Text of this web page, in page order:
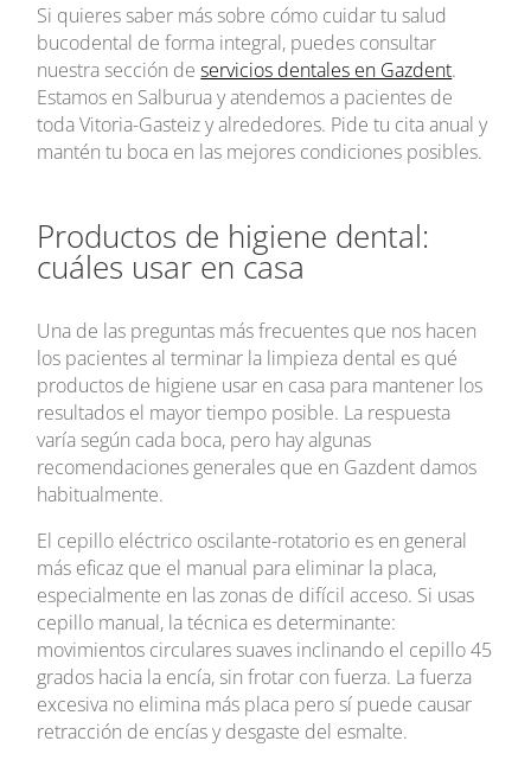
Si quieres saber más sobre cómo cuidar tu salud
bucodental de forma integral, puedes consultar
nuestra sección deservicios dentales en Gazdent.
Estamos en Salburua y atendemos a pacientes de
toda Vitoria-Gasteiz y alrededores. Pide tu cita anual y
mantén tu boca en las mejores condiciones posibles.
Productos de higiene dental:
cuáles usar en casa
Una de las preguntas más frecuentes que nos hacen
los pacientes al terminar la limpieza dental es qué
productos de higiene usar en casa para mantener los
resultados el mayor tiempo posible. La respuesta
varía según cada boca, pero hay algunas
recomendaciones generales que en Gazdent damos
habitualmente.
El cepillo eléctrico oscilante-rotatorio es en general
más eficaz que el manual para eliminar la placa,
especialmente en las zonas de difícil acceso. Si usas
cepillo manual, la técnica es determinante:
movimientos circulares suaves inclinando el cepillo 45
grados hacia la encía, sin frotar con fuerza. La fuerza
excesiva no elimina más placa pero sí puede causar
retracción de encías y desgaste del esmalte.